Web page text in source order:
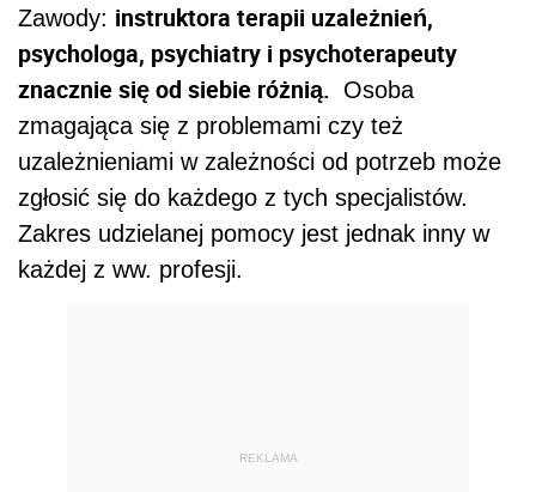
Zawody: instruktora terapii uzależnień,
psychologa, psychiatry i psychoterapeuty
znacznie się od siebie różnią. Osoba
zmagająca się z problemami czy też
uzależnieniami w zależności od potrzeb może
zgłosić się do każdego z tych specjalistów.
Zakres udzielanej pomocy jest jednak inny w
każdej z ww. profesji.
REKLAMA